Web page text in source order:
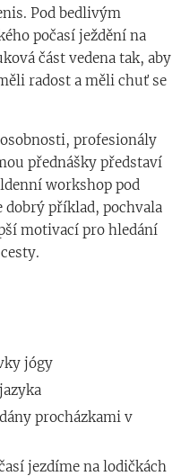
Pod bedlivým
počasí ježdění na
část vedena tak, aby
radost a měli chuť se
profesionály
přednášky představí
workshop pod
dobrý příklad, pochvala
motivací pro hledání
jógy
procházkami v
jezdíme na lodičkách